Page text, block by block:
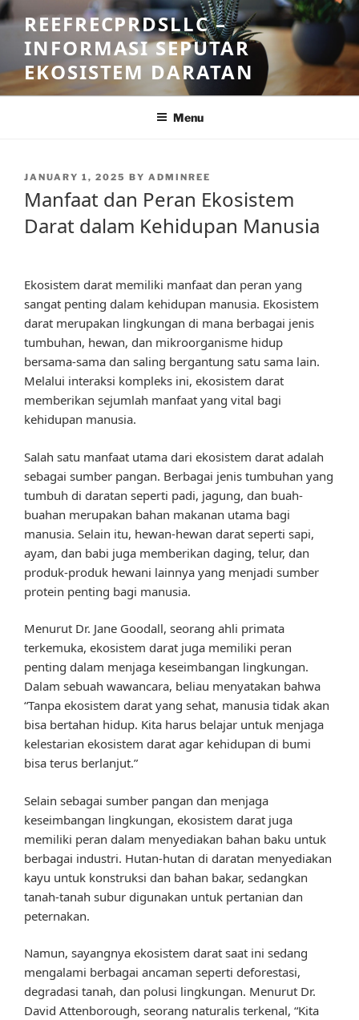
Skip
to
content
REEFRECPRDSLLC –
INFORMASI SEPUTAR
EKOSISTEM DARATAN
Menu
POSTED
JANUARY 1, 2025 BY ADMINREE
Manfaat dan Peran Ekosistem
Darat dalam Kehidupan Manusia
Ekosistem darat memiliki manfaat dan peran yang
sangat penting dalam kehidupan manusia. Ekosistem
darat merupakan lingkungan di mana berbagai jenis
tumbuhan, hewan, dan mikroorganisme hidup
bersama-sama dan saling bergantung satu sama lain.
Melalui interaksi kompleks ini, ekosistem darat
memberikan sejumlah manfaat yang vital bagi
kehidupan manusia.
Salah satu manfaat utama dari ekosistem darat adalah
sebagai sumber pangan. Berbagai jenis tumbuhan yang
tumbuh di daratan seperti padi, jagung, dan buah-
buahan merupakan bahan makanan utama bagi
manusia. Selain itu, hewan-hewan darat seperti sapi,
ayam, dan babi juga memberikan daging, telur, dan
produk-produk hewani lainnya yang menjadi sumber
protein penting bagi manusia.
Menurut Dr. Jane Goodall, seorang ahli primata
terkemuka, ekosistem darat juga memiliki peran
penting dalam menjaga keseimbangan lingkungan.
Dalam sebuah wawancara, beliau menyatakan bahwa
“Tanpa ekosistem darat yang sehat, manusia tidak akan
bisa bertahan hidup. Kita harus belajar untuk menjaga
kelestarian ekosistem darat agar kehidupan di bumi
bisa terus berlanjut.”
Selain sebagai sumber pangan dan menjaga
keseimbangan lingkungan, ekosistem darat juga
memiliki peran dalam menyediakan bahan baku untuk
berbagai industri. Hutan-hutan di daratan menyediakan
kayu untuk konstruksi dan bahan bakar, sedangkan
tanah-tanah subur digunakan untuk pertanian dan
peternakan.
Namun, sayangnya ekosistem darat saat ini sedang
mengalami berbagai ancaman seperti deforestasi,
degradasi tanah, dan polusi lingkungan. Menurut Dr.
David Attenborough, seorang naturalis terkenal, “Kita